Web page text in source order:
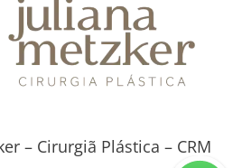
– Cirurgiã Plástica – CRM